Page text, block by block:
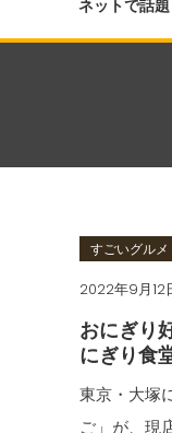
ネットで話題
すごいグルメ
2022年9月12
おにぎり
にぎり食
東京・大塚
ご」が、現